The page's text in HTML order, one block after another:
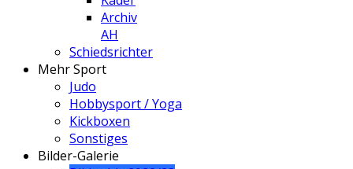
Archiv
AH
Schiedsrichter
Mehr Sport
Judo
Hobbysport / Yoga
Kickboxen
Sonstiges
Bilder-Galerie